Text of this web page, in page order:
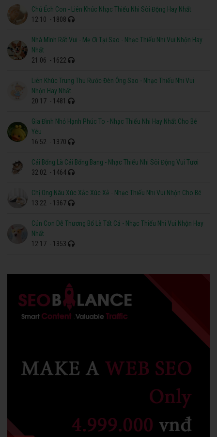
Chú Ếch Con - Liên Khúc Nhạc Thiếu Nhi Sôi Động Hay Nhất
12:10 - 1808
Nhà Mình Rất Vui - Mẹ Ơi Tại Sao - Nhạc Thiếu Nhi Vui Nhộn Hay
Nhất
21:06 - 1622
Liên Khúc Trung Thu Rước Đèn Ông Sao - Nhạc Thiếu Nhi Vui
Nhộn Hay Nhất
20:17 - 1481
Gia Đình Nhỏ Hạnh Phúc To - Nhạc Thiếu Nhi Hay Nhất Cho Bé
Yêu
16:52 - 1370
Cái Bống Là Cái Bống Bang - Nhạc Thiếu Nhi Sôi Động Vui Tươi
32:02 - 1464
Chị Ong Nâu Xúc Xắc Xúc Xẻ - Nhạc Thiếu Nhi Vui Nhộn Cho Bé
13:22 - 1367
Cún Con Dễ Thương Bố Là Tất Cả - Nhạc Thiếu Nhi Vui Nhộn Hay
Nhất
12:17 - 1353